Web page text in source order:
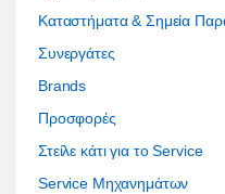
Καταστήματα & Σημεία
Συνεργάτες
Brands
Προσφορές
Στείλε κάτι για το Service
Service Μηχανημάτων